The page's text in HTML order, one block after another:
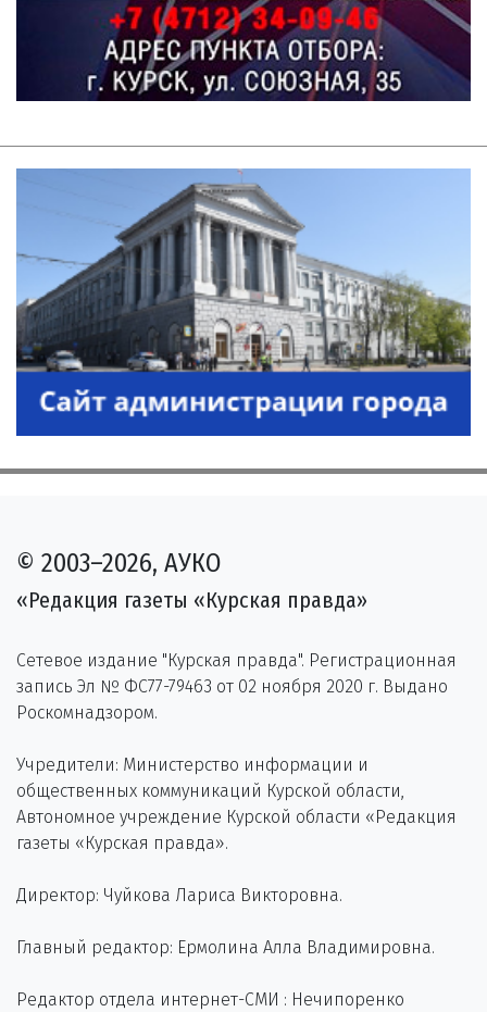
© 2003–2026, АУКО
«Редакция газеты «Курская правда»
Сетевое издание "Курская правда". Регистрационная
запись Эл № ФС77-79463 от 02 ноября 2020 г. Выдано
Роскомнадзором.
Учредители: Министерство информации и
общественных коммуникаций Курской области,
Автономное учреждение Курской области «Редакция
газеты «Курская правда».
Директор: Чуйкова Лариса Викторовна.
Главный редактор: Ермолина Алла Владимировна.
Редактор отдела интернет-СМИ : Нечипоренко